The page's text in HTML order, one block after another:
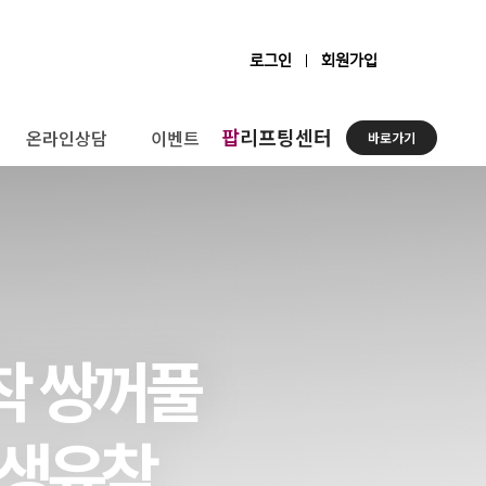
로그인 회원가입
온라인상담 이벤트 팝리프팅센터 바로가기
쌍꺼풀